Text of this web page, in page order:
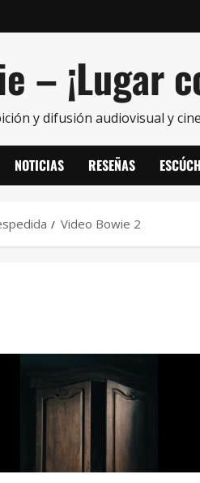
– ¡Lugar
y difusión audiovisual y
NOTICIAS RESEÑAS
Video Bowie 2